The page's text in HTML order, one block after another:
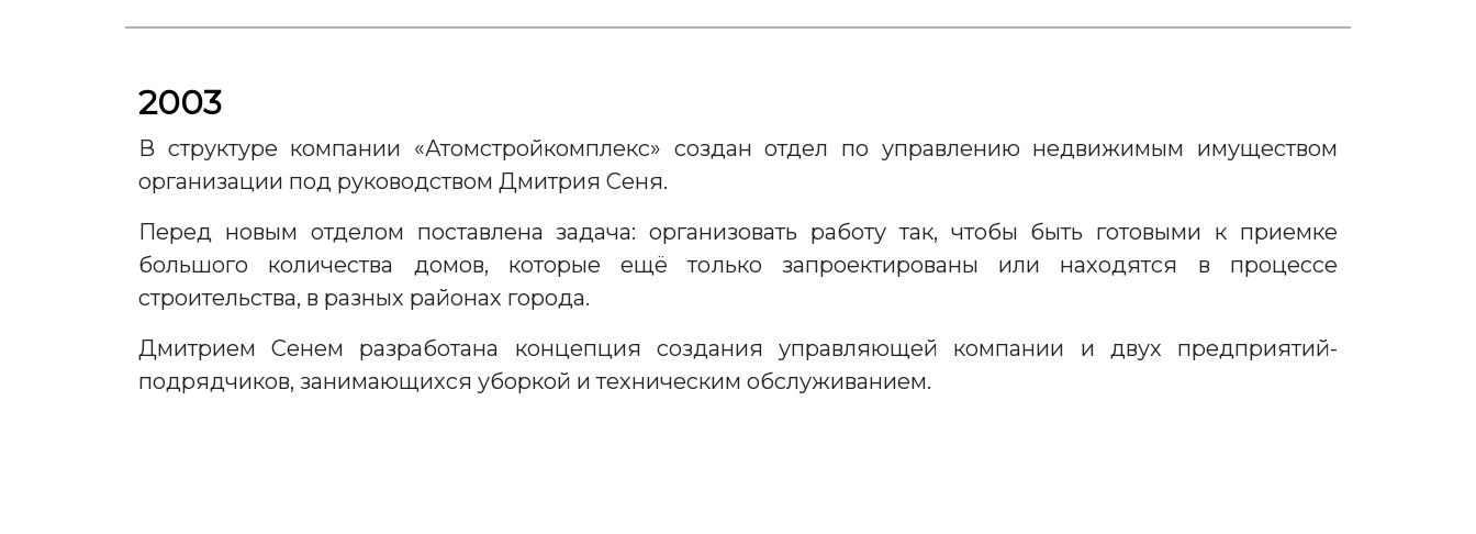
2003
В структуре компании «Атомстройкомплекс» создан отдел по управлению недвижимым имуществом
организации под руководством Дмитрия Сеня.
Перед новым отделом поставлена задача: организовать работу так, чтобы быть готовыми к приемке
большого количества домов, которые ещё только запроектированы или находятся в процессе
строительства, в разных районах города.
Дмитрием Сенем разработана концепция создания управляющей компании и двух предприятий-
подрядчиков, занимающихся уборкой и техническим обслуживанием.